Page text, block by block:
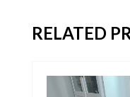
RELATED